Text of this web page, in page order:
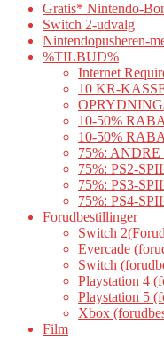
Gratis* Nintendo-
Switch 2-udvalg
Nintendopusheren-
%TILBUD%
Internet
10 KR-
10-50%
10-50%
75%:
75%: PS2-
75%: PS3-
75%: PS4-
Forudbestillinger
Switch
Evercade
Switch
Playstation 4
Playstation 5
Xbox
Film